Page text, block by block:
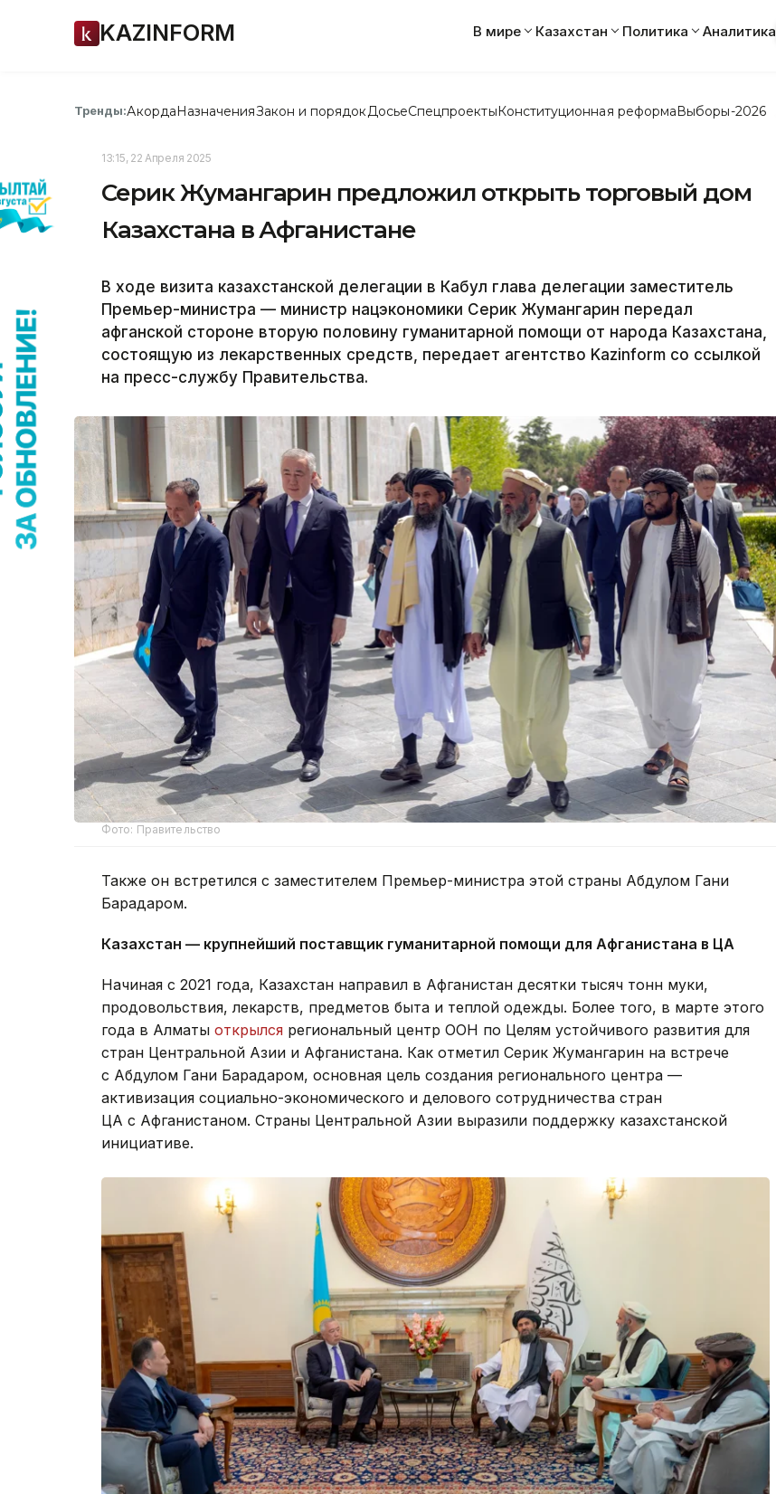
KAZINFORM В мире Казахстан Политика Аналитика
Тренды:АкордаНазначенияЗакон и порядок ДосьеСпецпроектыКонституционная реформаВыборы-2026
13:15, 22 Апреля 2025
Серик Жумангарин предложил открыть торговый дом
Казахстана в Афганистане
В ходе визита казахстанской делегации в Кабул глава делегации заместитель
Премьер-министра — министр нацэкономики Серик Жумангарин передал
афганской стороне вторую половину гуманитарной помощи от народа Казахстана,
состоящую из лекарственных средств, передает агентство Kazinform со ссылкой
на пресс-службу Правительства.
Фото: Правительство
Также он встретился с заместителем Премьер-министра этой страны Абдулом Гани
Барадаром.
Казахстан — крупнейший поставщик гуманитарной помощи для Афганистана в ЦА
Начиная с 2021 года, Казахстан направил в Афганистан десятки тысяч тонн муки,
продовольствия, лекарств, предметов быта и теплой одежды. Более того, в марте этого
года в Алматы открылся региональный центр ООН по Целям устойчивого развития для
стран Центральной Азии и Афганистана. Как отметил Серик Жумангарин на встрече
с Абдулом Гани Барадаром, основная цель создания регионального центра —
активизация социально-экономического и делового сотрудничества стран
ЦА с Афганистаном. Страны Центральной Азии выразили поддержку казахстанской
инициативе.